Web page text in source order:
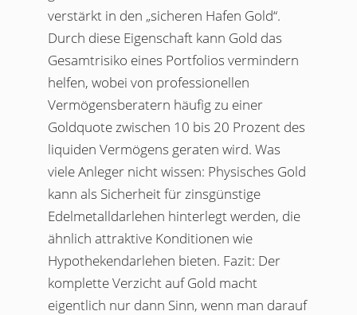
verstärkt in den „sicheren Hafen Gold“.
Durch diese Eigenschaft kann Gold das
Gesamtrisiko eines Portfolios vermindern
helfen, wobei von professionellen
Vermögensberatern häufig zu einer
Goldquote zwischen 10 bis 20 Prozent des
liquiden Vermögens geraten wird. Was
viele Anleger nicht wissen: Physisches Gold
kann als Sicherheit für zinsgünstige
Edelmetalldarlehen hinterlegt werden, die
ähnlich attraktive Konditionen wie
Hypothekendarlehen bieten. Fazit: Der
komplette Verzicht auf Gold macht
eigentlich nur dann Sinn, wenn man darauf